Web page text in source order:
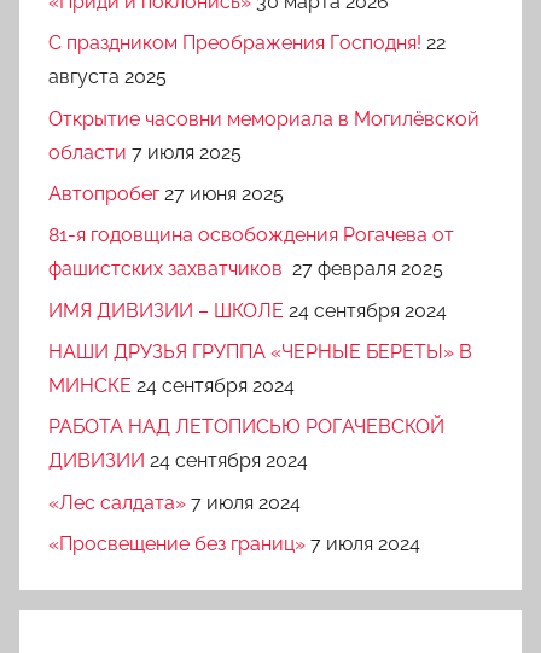
C праздником Преображения Господня! 22
августа 2025
Открытие часовни мемориала в Могилёвской
области 7 июля 2025
Автопробег 27 июня 2025
81-я годовщина освобождения Рогачева от
фашистских захватчиков 27 февраля 2025
ИМЯ ДИВИЗИИ – ШКОЛЕ 24 сентября 2024
НАШИ ДРУЗЬЯ ГРУППА «ЧЕРНЫЕ БЕРЕТЫ» В
МИНСКЕ 24 сентября 2024
РАБОТА НАД ЛЕТОПИСЬЮ РОГАЧЕВСКОЙ
ДИВИЗИИ 24 сентября 2024
«Лес салдата» 7 июля 2024
«Просвещение без границ» 7 июля 2024